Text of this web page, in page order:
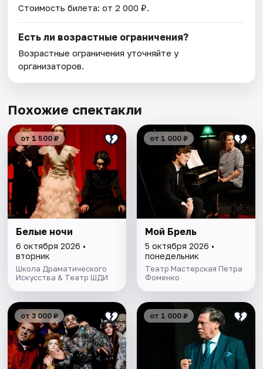
Стоимость билета: от 2 000 ₽.
Есть ли возрастные ограничения?
Возрастные ограничения уточняйте у
организаторов.
Похожие спектакли
от 1 500 ₽
Белые ночи
6 октября 2026 •
вторник
Школа Драматического
Искусства & Театр ШДИ
от 1 000 ₽
Мой Брель
5 октября 2026 •
понедельник
Театр Мастерская Петра
Фоменко
от 3 000 ₽ от 1 000 ₽